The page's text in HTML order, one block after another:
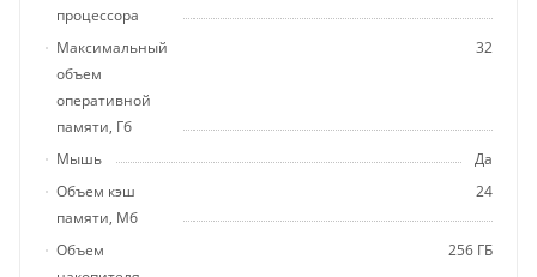
процессора
Максимальный
объем
оперативной
памяти, Гб
32
Мышь
Да
Объем кэш
памяти, Мб
24
Объем
256 ГБ